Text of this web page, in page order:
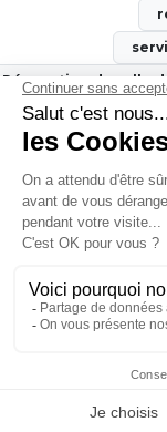
Rénovation de salle
06 99
Mentions